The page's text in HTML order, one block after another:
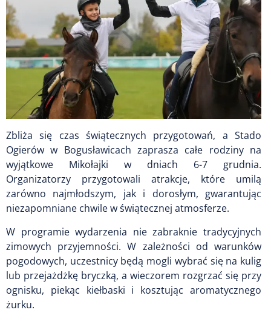
Zbliża się czas świątecznych przygotowań, a Stado
Ogierów w Bogusławicach zaprasza całe rodziny na
wyjątkowe Mikołajki w dniach 6-7 grudnia.
Organizatorzy przygotowali atrakcje, które umilą
zarówno najmłodszym, jak i dorosłym, gwarantując
niezapomniane chwile w świątecznej atmosferze.
W programie wydarzenia nie zabraknie tradycyjnych
zimowych przyjemności. W zależności od warunków
pogodowych, uczestnicy będą mogli wybrać się na kulig
lub przejażdżkę bryczką, a wieczorem rozgrzać się przy
ognisku, piekąc kiełbaski i kosztując aromatycznego
żurku.